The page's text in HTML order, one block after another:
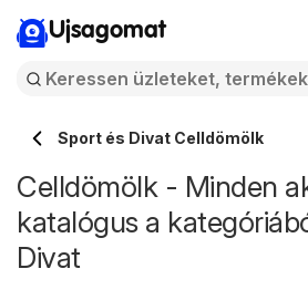
Ujsagomat
Sport és Divat Celldömölk
Celldömölk - Minden
katalógus a
Divat